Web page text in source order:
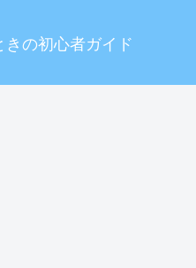
の初心者ガイド